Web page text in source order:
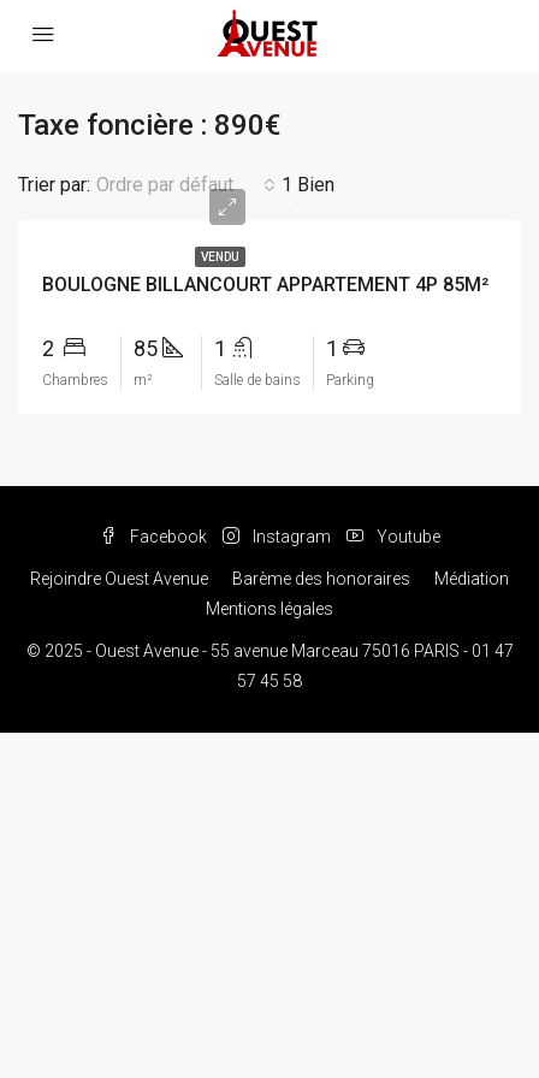
Taxe foncière : 890€
1 Bien
Trier par: Ordre par défaut
VENDU
BOULOGNE BILLANCOURT APPARTEMENT 4P 85M²
2
Chambres
85
m²
1
Salle de bains
1
Parking
Facebook Instagram Youtube
Rejoindre Ouest Avenue Barème des honoraires
Médiation
Mentions légales
© 2025 - Ouest Avenue - 55 avenue Marceau 75016 PARIS - 01 47
57 45 58